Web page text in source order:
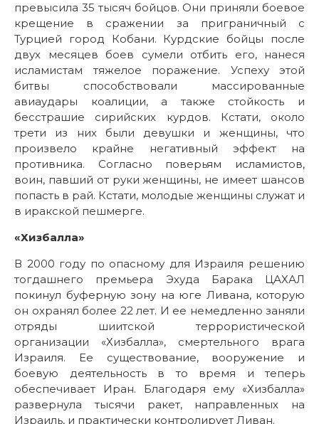
превысила 35 тысяч бойцов. Они приняли боевое
крещение в сражении за приграничный с
Турцией город Кобани. Курдские бойцы после
двух месяцев боев сумели отбить его, нанеся
исламистам тяжелое поражение. Успеху этой
битвы способствовали массированные
авиаудары коалиции, а также стойкость и
бесстрашие сирийских курдов. Кстати, около
трети из них были девушки и женщины, что
произвело крайне негативный эффект на
противника. Согласно поверьям исламистов,
воин, павший от руки женщины, не имеет шансов
попасть в рай. Кстати, молодые женщины служат и
в иракской пешмерге.
«Хизбалла»
В 2000 году по опасному для Израиля решению
тогдашнего премьера Эхуда Барака ЦАХАЛ
покинул буферную зону на юге Ливана, которую
он охранял более 22 лет. И ее немедленно заняли
отряды шиитской террористической
организации «Хизбалла», смертельного врага
Израиля. Ее существование, вооружение и
боевую деятельность в то время и теперь
обеспечивает Иран. Благодаря ему «Хизбалла»
развернула тысячи ракет, направленных на
Израиль, и практически контролирует Ливан.